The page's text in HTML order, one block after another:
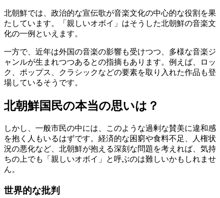
北朝鮮では、政治的な宣伝歌が音楽文化の中心的な役割を果
たしています。「親しいオボイ」はそうした北朝鮮の音楽文
化の一例といえます。
一方で、近年は外国の音楽の影響も受けつつ、多様な音楽ジ
ャンルが生まれつつあるとの指摘もあります。例えば、ロッ
ク、ポップス、クラシックなどの要素を取り入れた作品も登
場しているそうです。
北朝鮮国民の本当の思いは？
しかし、一般市民の中には、このような過剰な賛美に違和感
を抱く人もいるはずです。経済的な困窮や食料不足、人権状
況の悪化など、北朝鮮が抱える深刻な問題を考えれば、気持
ちの上でも「親しいオボイ」と呼ぶのは難しいかもしれませ
ん。
世界的な批判